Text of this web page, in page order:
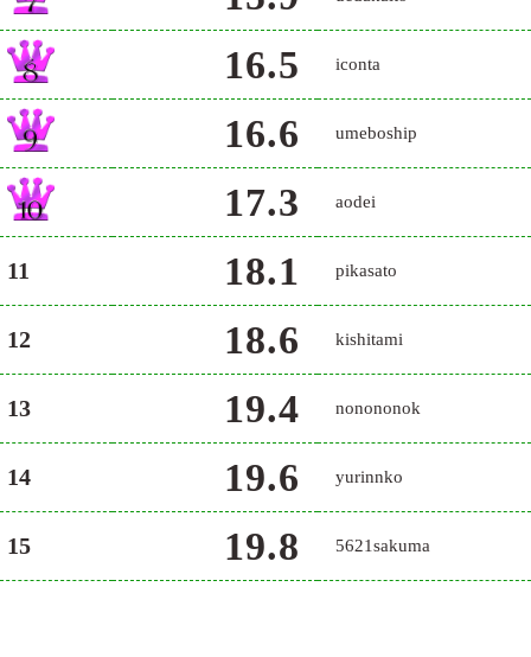
16.5 iconta
16.6 umeboship
17.3 aodei
11 18.1 pikasato
12 18.6 kishitami
13 19.4 nonononok
14 19.6 yurinnko
15 19.8 5621sakuma